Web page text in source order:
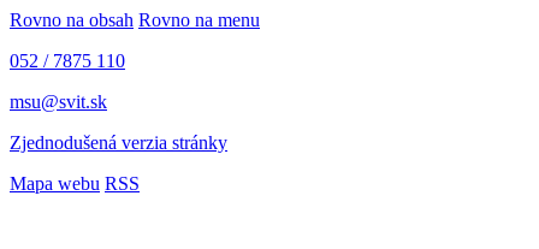
Rovno na obsah Rovno na menu
052 / 7875 110
msu@svit.sk
Zjednodušená verzia stránky
Mapa webu RSS